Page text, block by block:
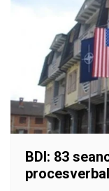
BDI: 83